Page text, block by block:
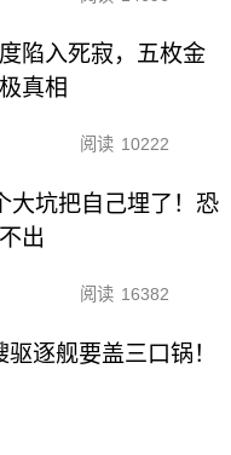
陷入死寂，五枚金
真相
阅读 10222
大坑把自己埋了！恐
出
阅读 16382
逐舰要盖三口锅！